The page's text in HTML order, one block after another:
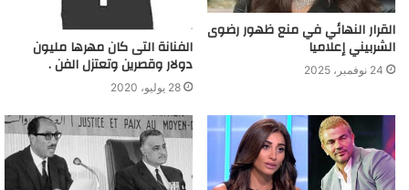
القرار النهائي في منع ظهور رضوى
الشربيني إعلاميا
24 نوفمبر، 2025
الفنانة التى كان مهرها مليون
دولار وقصرين وتعتزل الفن .
28 يوليو، 2020